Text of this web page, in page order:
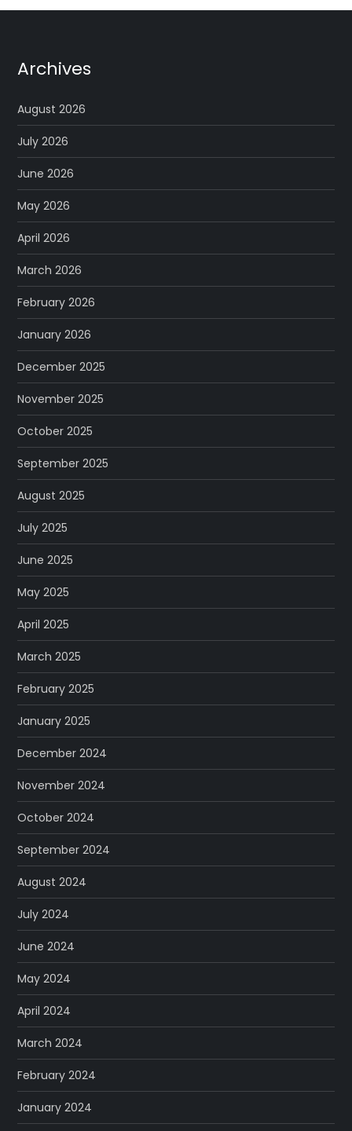
Archives
August 2026
July 2026
June 2026
May 2026
April 2026
March 2026
February 2026
January 2026
December 2025
November 2025
October 2025
September 2025
August 2025
July 2025
June 2025
May 2025
April 2025
March 2025
February 2025
January 2025
December 2024
November 2024
October 2024
September 2024
August 2024
July 2024
June 2024
May 2024
April 2024
March 2024
February 2024
January 2024